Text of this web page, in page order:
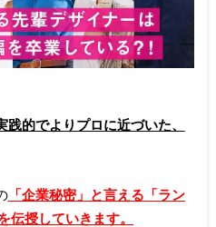
的でよりプロに近づいた、
「企業秘密」と言える「ラン
伝授していきます。